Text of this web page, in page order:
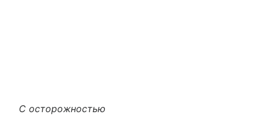
С осторожностью